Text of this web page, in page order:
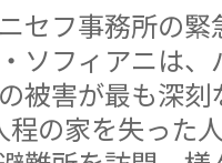
セフ事務所の緊
ソフィアニは
被害が最も深刻
程の家を失った